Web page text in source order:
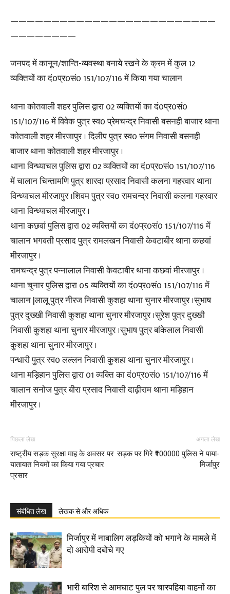
—————————————————————————
————————
जनपद में कानून/शान्ति-व्यवस्था बनाये रखने के क्रम में कुल 12
व्यक्तियों का दं0प्र0सं0 151/107/116 में किया गया चालान
थाना कोतवाली शहर पुलिस द्वारा 02 व्यक्तियों का दं0प्र0सं0
151/107/116 में विवेक पुत्र स्व0 प्रेमचन्द्र निवासी बसनही बाजार थाना
कोतवाली शहर मीरजापुर । दिलीप पुत्र स्व0 संगम निवासी बसनही
बाजार थाना कोतवाली शहर मीरजापुर ।
थाना विन्ध्याचल पुलिस द्वारा 02 व्यक्तियों का दं0प्र0सं0 151/107/116
में चालान चिन्तामणि पुत्र शारदा प्रसाद निवासी कलना गहरवार थाना
विन्ध्याचल मीरजापुर ।शिवम पुत्र स्व0 रामचन्द्र निवासी कलना गहरवार
थाना विन्ध्याचल मीरजापुर ।
थाना कछवां पुलिस द्वारा 02 व्यक्तियों का दं0प्र0सं0 151/107/116 में
चालान भगवती प्रसाद पुत्र रामलखन निवासी केवटाबीर थाना कछवां
मीरजापुर ।
रामचन्द्र पुत्र पन्नालाल निवासी केवटाबीर थाना कछवां मीरजापुर ।
थाना चुनार पुलिस द्वारा 05 व्यक्तियों का दं0प्र0सं0 151/107/116 में
चालान |लालू पुत्र नीरज निवासी कुशहा थाना चुनार मीरजापुर ।सुभाष
पुत्र दुख्खी निवासी कुशहा थाना चुनार मीरजापुर ।सुरेश पुत्र दुख्खी
निवासी कुशहा थाना चुनार मीरजापुर ।सुभाष पुत्र बांकेलाल निवासी
कुशहा थाना चुनार मीरजापुर ।
पन्धारी पुत्र स्व0 लल्लन निवासी कुशहा थाना चुनार मीरजापुर ।
थाना मड़िहान पुलिस द्वारा 01 व्यक्ति का दं0प्र0सं0 151/107/116 में
चालान सनोज पुत्र बीरा प्रसाद निवासी दाढ़ीराम थाना मड़िहान
मीरजापुर ।
पिछला लेख
राष्ट्रीय सड़क सुरक्षा माह के अवसर पर
यातायात नियमों का किया गया प्रचार
प्रसार
अगला लेख
सड़क पर गिरे ₹100000 पुलिस ने पाया-
मिर्जापुर
संबंधित लेख लेखक से और अधिक
मिर्जापुर में नाबालिग लड़कियों को भगाने के मामले में
दो आरोपी दबोचे गए
भारी बारिश से आमघाट पुल पर चारपहिया वाहनों का